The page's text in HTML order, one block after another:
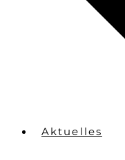
Aktuelles